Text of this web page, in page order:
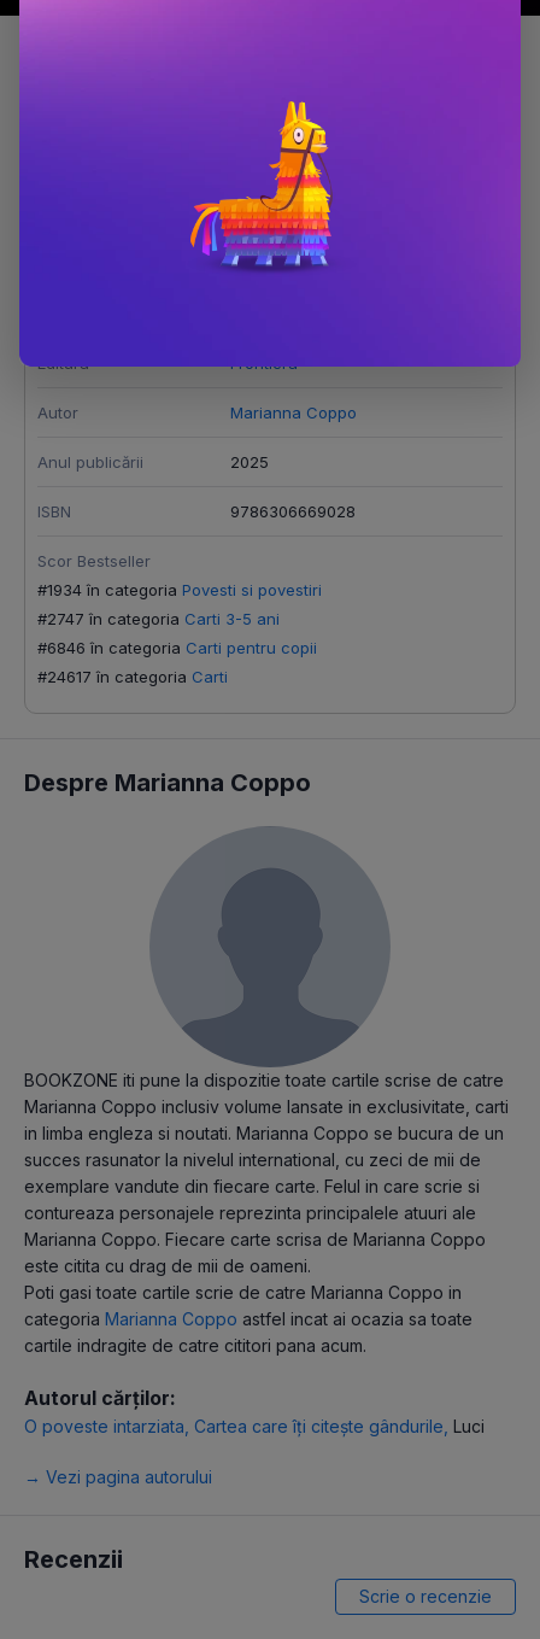
190x265
Editura Frontiera
Autor Marianna Coppo
Anul publicării 2025
ISBN 9786306669028
Scor Bestseller
#1934 în categoria Povesti si povestiri
#2747 în categoria Carti 3-5 ani
#6846 în categoria Carti pentru copii
#24617 în categoria Carti
Despre Marianna Coppo
BOOKZONE iti pune la dispozitie toate cartile scrise de catre
Marianna Coppo inclusiv volume lansate in exclusivitate, carti
in limba engleza si noutati. Marianna Coppo se bucura de un
succes rasunator la nivelul international, cu zeci de mii de
exemplare vandute din fiecare carte. Felul in care scrie si
contureaza personajele reprezinta principalele atuuri ale
Marianna Coppo. Fiecare carte scrisa de Marianna Coppo
este citita cu drag de mii de oameni.
Poti gasi toate cartile scrie de catre Marianna Coppo in
categoria Marianna Coppo astfel incat ai ocazia sa toate
cartile indragite de catre cititori pana acum.
Autorul cărților:
O poveste intarziata Cartea care îți citește gândurile Luci
→ Vezi pagina autorului
Recenzii
Scrie o recenzie